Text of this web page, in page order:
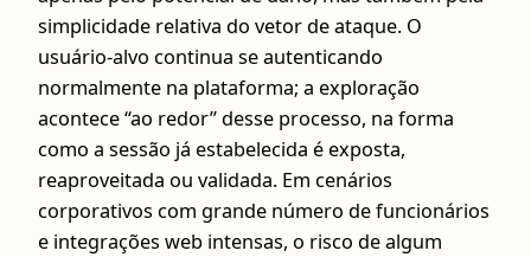
simplicidade relativa do vetor de ataque. O
usuário-alvo continua se autenticando
normalmente na plataforma; a exploração
acontece “ao redor” desse processo, na forma
como a sessão já estabelecida é exposta,
reaproveitada ou validada. Em cenários
corporativos com grande número de funcionários
e integrações web intensas, o risco de algum